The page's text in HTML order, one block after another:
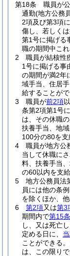
第18条
職員が
通勤(地方公務
2項及び第3項
傷し、若しく
第1号に掲げる
職の期間中こ
2
職員が結核性
1号に掲げる事
の期間が満2年
域手当、住居
給することがで
3
職員が前2項
条第2項第1号
は、その休職
扶養手当、地
100分の80を支
4
職員が地方公
当して休職に
料、扶養手当
の60以内を支
5
地方公務員法
員には他の条
を除くほか、
6
第2項又は第3
期間内で第15
し、又は死亡し
定める日に、
ことができる。
は、この限りで